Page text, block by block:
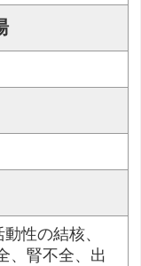
性の結核、
、腎不全、出